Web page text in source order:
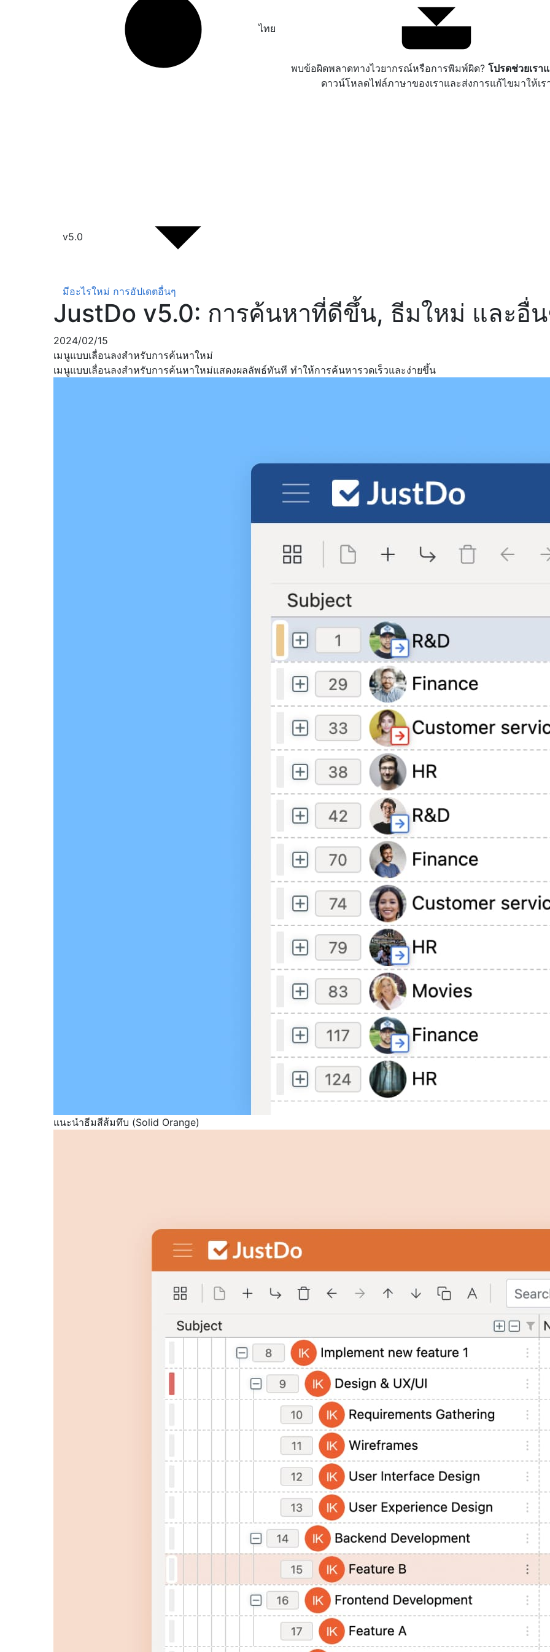
ไทย
พบข้อผิดพลาดทางไวยากรณ์หรือการพิมพ์ผิด? โปรดช่วยเรา
ดาวน์โหลดไฟล์ภาษาของเราและส่งการแก้ไขมาให้เร
v5.0
มีอะไรใหม่ การอัปเดตอื่นๆ
JustDo v5.0: การค้นหาที่ดีขึ้น, ธีมใหม่ และอื่
2024/02/15
เมนูแบบเลื่อนลงสำหรับการค้นหาใหม่
เมนูแบบเลื่อนลงสำหรับการค้นหาใหม่แสดงผลลัพธ์ทันที ทำให้การค้นหารวดเร็วและง่ายขึ้น
แนะนำธีมสีส้มทึบ (Solid Orange)